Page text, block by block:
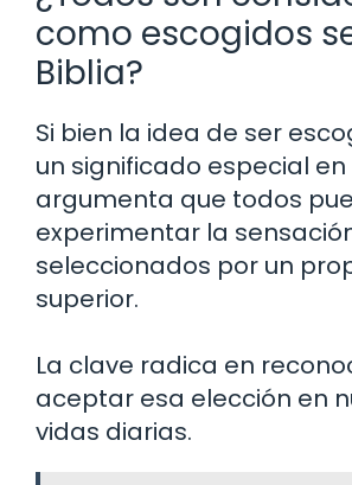
como escogidos
Biblia?
Si bien la idea de ser
un significado especial en
argumenta que todos
experimentar la
seleccionados por un
superior.
La clave radica en
aceptar esa elección en
vidas diarias.